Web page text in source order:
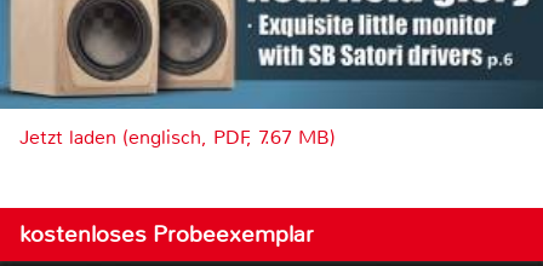
Jetzt laden (englisch, PDF, 7.67 MB)
kostenloses Probeexemplar